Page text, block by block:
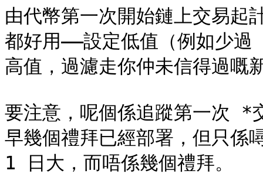
由代幣第一次開始鏈上交易起
都好用——設定低值（例如少
高值，過濾走你仲未信得過嘅
要注意，呢個係追蹤第一次 *
早幾個禮拜已經部署，但只係
1 日大，而唔係幾個禮拜。